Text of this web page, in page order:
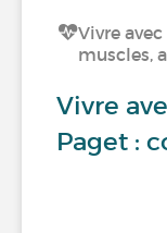
Vivre
muscles,
Vivre
Paget :